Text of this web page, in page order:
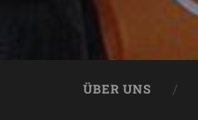
ÜBER UNS